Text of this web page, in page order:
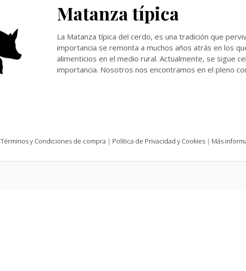
Matanza típica
La Matanza típica del cerdo, es una tradición que
importancia se remonta a muchos años atrás en los
alimenticios en el medio rural. Actualmente, se sigue
importancia. Nosotros nos encontramos en el pleno
Términos y Condiciones de compra | Política de Privacidad y Cookies| Más